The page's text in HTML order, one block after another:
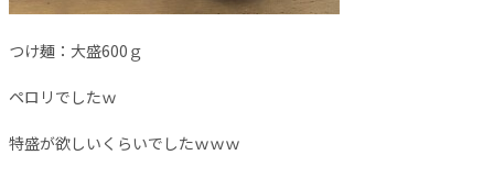
つけ麺：大盛600ｇ
ペロリでしたｗ
特盛が欲しいくらいでしたｗｗｗ